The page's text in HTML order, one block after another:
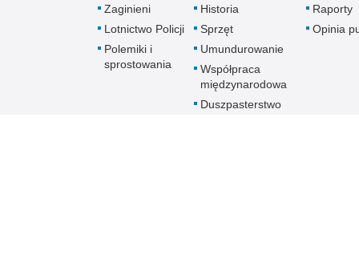
Zaginieni
Lotnictwo Policji
Polemiki i
sprostowania
Historia
Sprzęt
Umundurowanie
Współpraca
międzynarodowa
Duszpasterstwo
Raporty
Opinia